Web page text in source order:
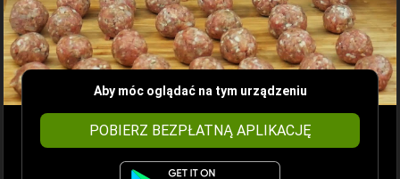
Aby móc oglądać na tym urządzeniu
POBIERZ BEZPŁATNĄ APLIKACJĘ